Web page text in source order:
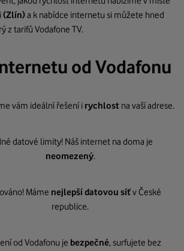
(Zlín)a k nabídce internetu si můžete hned
z tarifů Vodafone TV.
od Vodafonu
vám ideální řešení i rychlost na vaší adrese.
datové limity! Náš internet na doma je
neomezený.
Máme nejlepší datovou síťv České
republice.
od Vodafonu je bezpečné, surfujete bez